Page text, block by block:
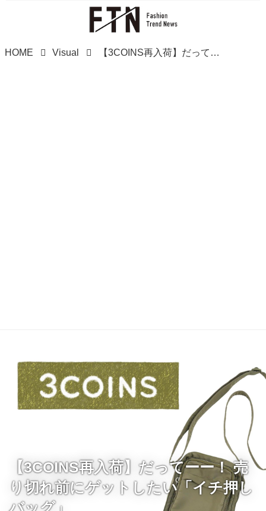
HOME Visual 【3COINS再入荷】だってーー！ 売り切れ前にゲットしたい「イチ押しバッグ」
【3COINS再入荷】だってーー！ 売
り切れ前にゲットしたい「イチ押し
バッグ」